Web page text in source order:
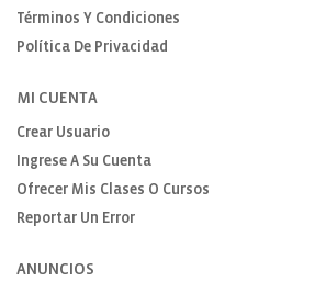
Términos Y Condiciones
Política De Privacidad
MI CUENTA
Crear Usuario
Ingrese A Su Cuenta
Ofrecer Mis Clases O Cursos
Reportar Un Error
ANUNCIOS